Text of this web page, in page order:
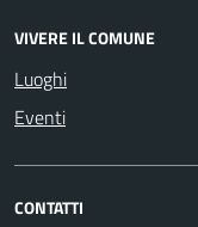
VIVERE IL COMUNE
Luoghi
Eventi
CONTATTI